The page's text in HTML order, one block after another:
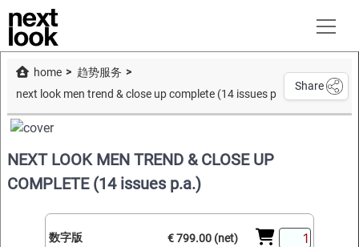
home
趋势服务
next look men trend & close up complete (14 issues p.a.)
Share
NEXT LOOK MEN TREND & CLOSE UP
COMPLETE (14 issues p.a.)
数字版 € 799.00 (net)